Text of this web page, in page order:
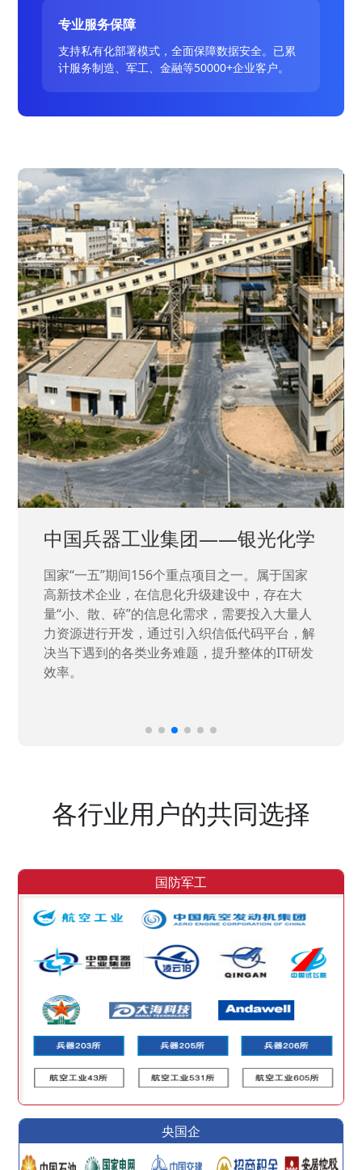
专业服务保障
支持私有化部署模式，全面保障数据安全。已累
计服务制造、军工、金融等50000+企业客户。
中国兵器工业集团——银光化学
国家“一五”期间156个重点项目之一。属于国家
高新技术企业，在信息化升级建设中，存在大
量“小、散、碎”的信息化需求，需要投入大量人
力资源进行开发，通过引入织信低代码平台，解
决当下遇到的各类业务难题，提升整体的IT研发
效率。
各行业用户的共同选择
国防军工
央国企